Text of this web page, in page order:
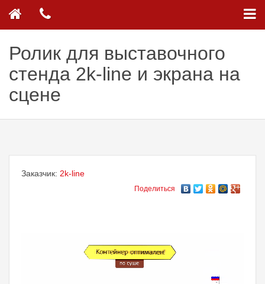
Ролик для выставочного
стенда 2k-line и экрана на
сцене
Заказчик: 2k-line
Поделиться